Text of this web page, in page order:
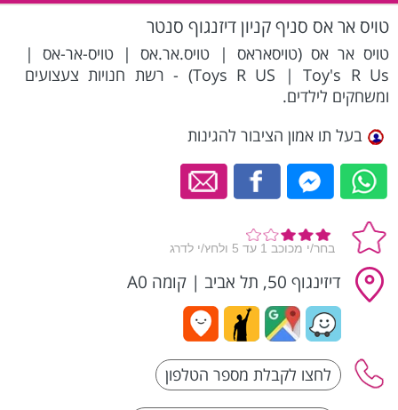
טויס אר אס סניף קניון דיזנגוף סנטר
טויס אר אס (טויסאראס | טויס.אר.אס | טויס-אר-אס |
Toys R US | Toy's R Us) - רשת חנויות צעצועים
ומשחקים לילדים.
בעל תו אמון הציבור להגינות
דיזינגוף 50, תל אביב | קומה A0